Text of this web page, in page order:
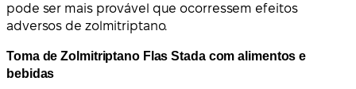
pode ser mais provável que ocorressem efeitos
adversos de zolmitriptano.
Toma de Zolmitriptano Flas Stada com alimentos e
bebidas